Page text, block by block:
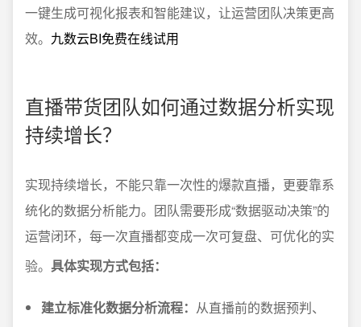
一键生成可视化报表和智能建议，让运营团队决策更高
效。 九数云BI免费在线试用
直播带货团队如何通过数据分析实现
持续增长？
实现持续增长，不能只靠一次性的爆款直播，更要靠系
统化的数据分析能力。团队需要形成“数据驱动决策”的
运营闭环，每一次直播都变成一次可复盘、可优化的实
验。 具体实现方式包括：
建立标准化数据分析流程： 从直播前的数据预判、